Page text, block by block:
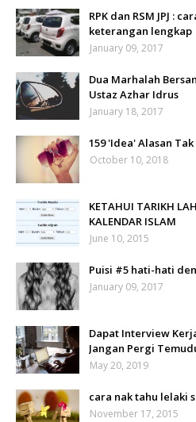
RPK dan RSM JPJ :
keterangan lengkap
January 09, 2017
Dua Marhalah
Ustaz Azhar Idrus
January 18, 2017
159 'Idea' Alasan
October 10, 2018
KETAHUI TARIKH
KALENDAR ISLAM
June 10, 2015
Puisi #5 hati-hati
January 09, 2017
Dapat Interview
Jangan Pergi
May 20, 2019
cara nak tahu lelaki
November 17, 2015